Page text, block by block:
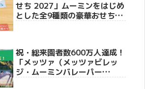
せち 2027」ムーミンをはじめ
とした全9種類の豪華おせちを
祝・総来園者数600万人達成！
「メッツァ（メッツァビレッ
ジ・ムーミンバレーパー